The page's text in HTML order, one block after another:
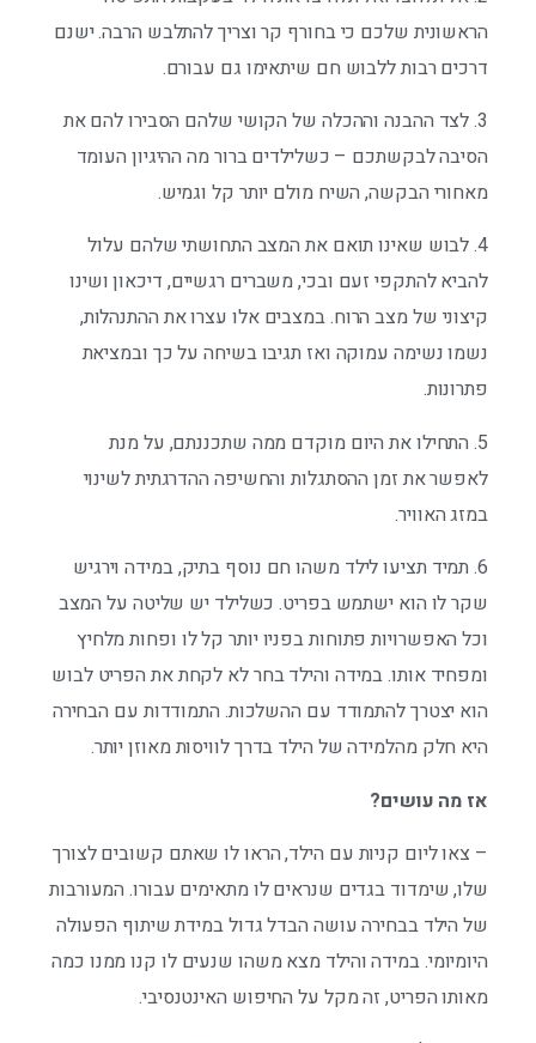
הראשונית שלכם כי בחורף קר וצריך להתלבש הרבה. ישנם
דרכים רבות ללבוש חם שיתאימו גם עבורם.
3. לצד ההבנה וההכלה של הקושי שלהם הסבירו להם את
הסיבה לבקשתכם – כשלילדים ברור מה ההיגיון העומד
מאחורי הבקשה, השיח מולם יותר קל וגמיש.
4. לבוש שאינו תואם את המצב התחושתי שלהם עלול
להביא להתקפי זעם ובכי, משברים רגשיים, דיכאון ושינו
קיצוני של מצב הרוח. במצבים אלו עצרו את ההתנהלות,
נשמו נשימה עמוקה ואז תגיבו בשיחה על כך ובמציאת
פתרונות.
5. התחילו את היום מוקדם ממה שתכננתם, על מנת
לאפשר את זמן ההסתגלות והחשיפה ההדרגתית לשינוי
במזג האוויר.
6. תמיד תציעו לילד משהו חם נוסף בתיק, במידה וירגיש
שקר לו הוא ישתמש בפריט. כשלילד יש שליטה על המצב
וכל האפשרויות פתוחות בפניו יותר קל לו ופחות מלחיץ
ומפחיד אותו. במידה והילד בחר לא לקחת את הפריט לבוש
הוא יצטרך להתמודד עם ההשלכות. התמודדות עם הבחירה
היא חלק מהלמידה של הילד בדרך לוויסות מאוזן יותר.
אז מה עושים?
– צאו ליום קניות עם הילד, הראו לו שאתם קשובים לצורך
שלו, שימדוד בגדים שנראים לו מתאימים עבורו. המעורבות
של הילד בבחירה עושה הבדל גדול במידת שיתוף הפעולה
היומיומי. במידה והילד מצא משהו שנעים לו קנו ממנו כמה
מאותו הפריט, זה מקל על החיפוש האינטנסיבי.